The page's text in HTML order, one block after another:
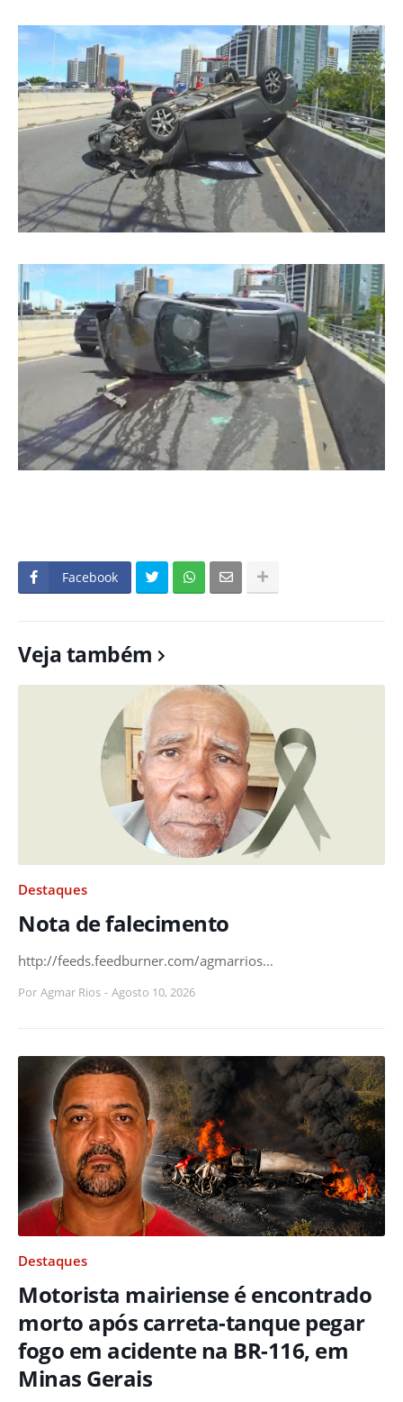
Facebook
Veja também
Destaques
Nota de falecimento
http://feeds.feedburner.com/agmarrios…
Por Agmar Rios - Agosto 10, 2026
Destaques
Motorista mairiense é encontrado
morto após carreta-tanque pegar
fogo em acidente na BR-116, em
Minas Gerais